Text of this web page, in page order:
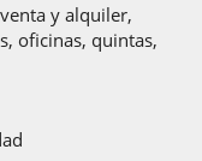
y alquiler,
oficinas, quintas,